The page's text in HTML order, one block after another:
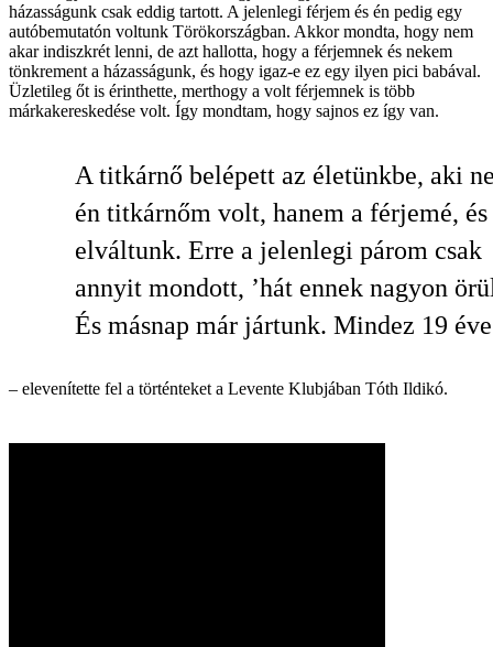
házasságunk csak eddig tartott. A jelenlegi férjem és én pedig egy
autóbemutatón voltunk Törökországban. Akkor mondta, hogy nem
akar indiszkrét lenni, de azt hallotta, hogy a férjemnek és nekem
tönkrement a házasságunk, és hogy igaz-e ez egy ilyen pici babával.
Üzletileg őt is érinthette, merthogy a volt férjemnek is több
márkakereskedése volt. Így mondtam, hogy sajnos ez így van.
A titkárnő belépett az életünkbe, aki
én titkárnőm volt, hanem a férjemé, és
elváltunk. Erre a jelenlegi párom csak
annyit mondott, ’hát ennek nagyon
És másnap már jártunk. Mindez 19
– elevenítette fel a történteket a Levente Klubjában Tóth Ildikó.